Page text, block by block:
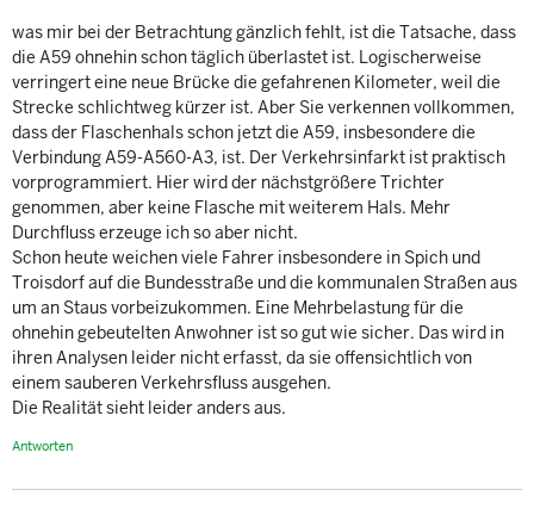
was mir bei der Betrachtung gänzlich fehlt, ist die Tatsache, dass
die A59 ohnehin schon täglich überlastet ist. Logischerweise
verringert eine neue Brücke die gefahrenen Kilometer, weil die
Strecke schlichtweg kürzer ist. Aber Sie verkennen vollkommen,
dass der Flaschenhals schon jetzt die A59, insbesondere die
Verbindung A59-A560-A3, ist. Der Verkehrsinfarkt ist praktisch
vorprogrammiert. Hier wird der nächstgrößere Trichter
genommen, aber keine Flasche mit weiterem Hals. Mehr
Durchfluss erzeuge ich so aber nicht.
Schon heute weichen viele Fahrer insbesondere in Spich und
Troisdorf auf die Bundesstraße und die kommunalen Straßen aus
um an Staus vorbeizukommen. Eine Mehrbelastung für die
ohnehin gebeutelten Anwohner ist so gut wie sicher. Das wird in
ihren Analysen leider nicht erfasst, da sie offensichtlich von
einem sauberen Verkehrsfluss ausgehen.
Die Realität sieht leider anders aus.
Antworten